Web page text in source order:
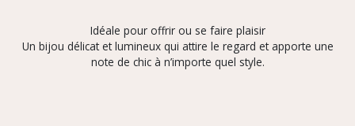
Idéale pour offrir ou se faire plaisir
Un bijou délicat et lumineux qui attire le regard et apporte une
note de chic à n’importe quel style.